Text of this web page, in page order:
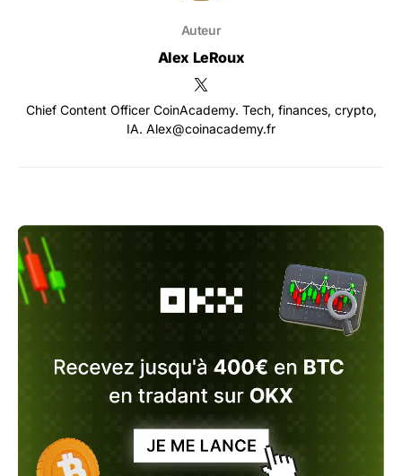
Auteur
Alex LeRoux
Chief Content Officer CoinAcademy. Tech, finances, crypto,
IA. Alex@coinacademy.fr